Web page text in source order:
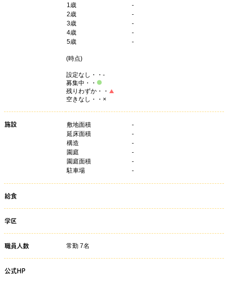
1歳
-
2歳
-
3歳
-
4歳
-
5歳 -
(時点)
設定なし・・-
募集中・・
残りわずか・・
空きなし・・×
施設 敷地面積
-
延床面積
-
構造
-
園庭
-
園庭面積
-
駐車場
-
給食
学区
職員人数 常勤 7名
公式HP